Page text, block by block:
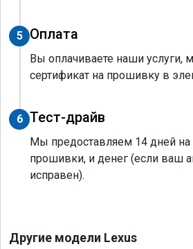
5 Оплата
Вы оплачиваете наши услуги,
сертификат на прошивку в
6 Тест-драйв
Мы предоставляем 14 дней на
прошивки, и денег (если ваш
исправен).
Другие модели Lexus